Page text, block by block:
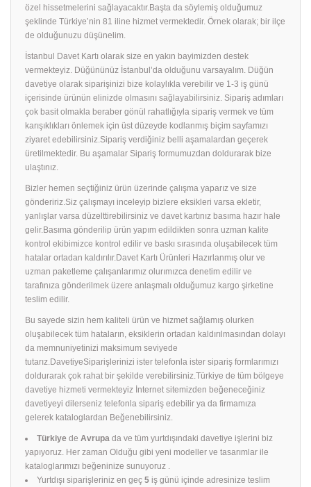
özel hissetmelerini sağlayacaktır.Başta da söylemiş olduğumuz
şeklinde Türkiye’nin 81 iline hizmet vermektedir. Örnek olarak; bir ilçe
de olduğunuzu düşünelim.
İstanbul Davet Kartı olarak size en yakın bayimizden destek
vermekteyiz. Düğününüz İstanbul’da olduğunu varsayalım. Düğün
davetiye olarak siparişinizi bize kolaylıkla verebilir ve 1-3 iş günü
içerisinde ürünün elinizde olmasını sağlayabilirsiniz. Sipariş adımları
çok basit olmakla beraber gönül rahatlığıyla sipariş vermek ve tüm
karışıklıkları önlemek için üst düzeyde kodlanmış biçim sayfamızı
ziyaret edebilirsiniz.Sipariş verdiğiniz belli aşamalardan geçerek
üretilmektedir. Bu aşamalar Sipariş formumuzdan doldurarak bize
ulaştınız.
Bizler hemen seçtiğiniz ürün üzerinde çalışma yaparız ve size
göndeririz.Siz çalışmayı inceleyip bizlere eksikleri varsa ekletir,
yanlışlar varsa düzelttirebilirsiniz ve davet kartınız basıma hazır hale
gelir.Basıma gönderilip ürün yapım edildikten sonra uzman kalite
kontrol ekibimizce kontrol edilir ve baskı sırasında oluşabilecek tüm
hatalar ortadan kaldırılır.Davet Kartı Ürünleri Hazırlanmış olur ve
uzman paketleme çalışanlarımız olurımızca denetim edilir ve
tarafınıza gönderilmek üzere anlaşmalı olduğumuz kargo şirketine
teslim edilir.
Bu sayede sizin hem kaliteli ürün ve hizmet sağlamış olurken
oluşabilecek tüm hataların, eksiklerin ortadan kaldırılmasından dolayı
da memnuniyetinizi maksimum seviyede
tutarız.DavetiyeSiparişlerinizi ister telefonla ister sipariş formlarımızı
doldurarak çok rahat bir şekilde verebilirsiniz.Türkiye de tüm bölgeye
davetiye hizmeti vermekteyiz İnternet sitemizden beğeneceğiniz
davetiyeyi dilerseniz telefonla sipariş edebilir ya da firmamıza
gelerek kataloglardan Beğenebilirsiniz.
Türkiye de Avrupa da ve tüm yurtdışındaki davetiye işlerini biz
yapıyoruz. Her zaman Olduğu gibi yeni modeller ve tasarımlar ile
kataloglarımızı beğeninize sunuyoruz .
Yurtdışı siparişleriniz en geç 5 iş günü içinde adresinize teslim